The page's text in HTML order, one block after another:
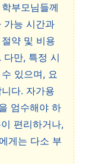
부모님들께
가능 시간과
약 및 비용
다만, 특정 시
있으며, 요
다. 자가용
엄수해야 하
편리하거나,
게는 다소 부